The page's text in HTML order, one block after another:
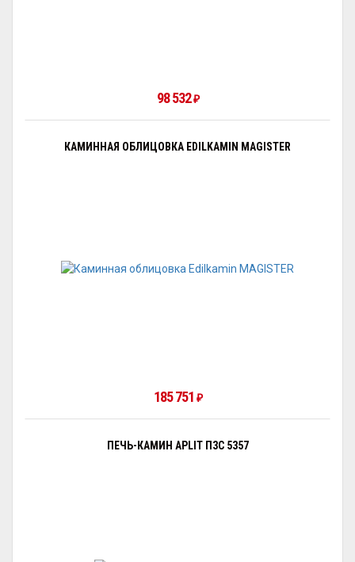
98 532₽
КАМИННАЯ ОБЛИЦОВКА EDILKAMIN MAGISTER
185 751 ₽
ПЕЧЬ-КАМИН APLIT П3С 5357